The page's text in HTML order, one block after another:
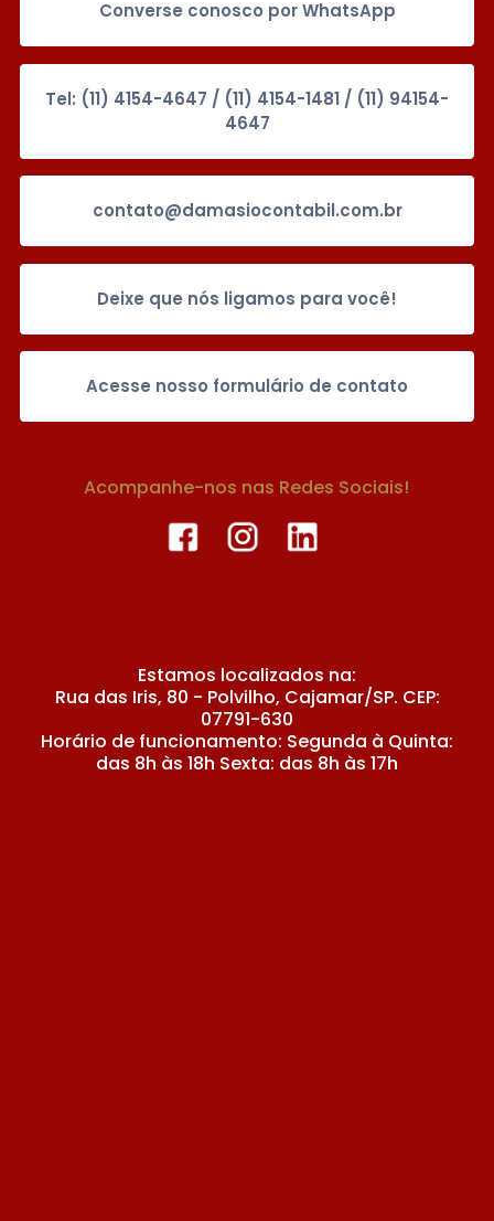
Converse conosco por WhatsApp
Tel: (11) 4154-4647 / (11) 4154-1481 / (11) 94154-
4647
contato@damasiocontabil.com.br
Deixe que nós ligamos para você!
Acesse nosso formulário de contato
Acompanhe-nos nas Redes Sociais!
Estamos localizados na:
Rua das Iris, 80 - Polvilho, Cajamar/SP. CEP:
07791-630
Horário de funcionamento: Segunda à Quinta:
das 8h às 18h Sexta: das 8h às 17h